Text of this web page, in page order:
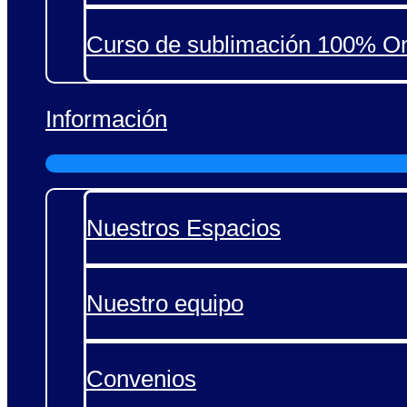
Curso de sublimación 100%
Información
Nuestros Espacios
Nuestro equipo
Convenios